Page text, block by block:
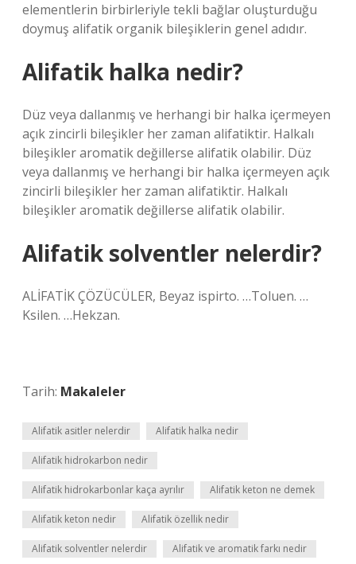
elementlerin birbirleriyle tekli bağlar oluşturduğu
doymuş alifatik organik bileşiklerin genel adıdır.
Alifatik halka nedir?
Düz veya dallanmış ve herhangi bir halka içermeyen
açık zincirli bileşikler her zaman alifatiktir. Halkalı
bileşikler aromatik değillerse alifatik olabilir. Düz
veya dallanmış ve herhangi bir halka içermeyen açık
zincirli bileşikler her zaman alifatiktir. Halkalı
bileşikler aromatik değillerse alifatik olabilir.
Alifatik solventler nelerdir?
ALİFATİK ÇÖZÜCÜLER, Beyaz ispirto. …Toluen. …
Ksilen. …Hekzan.
Tarih: Makaleler
Alifatik asitler nelerdir Alifatik halka nedir
Alifatik hidrokarbon nedir
Alifatik hidrokarbonlar kaça ayrılır Alifatik keton ne demek
Alifatik keton nedir Alifatik özellik nedir
Alifatik solventler nelerdir Alifatik ve aromatik farkı nedir